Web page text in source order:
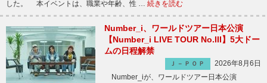
した。 本イベントは、職業や年齢、性 … 続きを読む
Number_i、ワールドツアー日本公演
【Number_i LIVE TOUR No.III】5大ドー
ムの日程解禁
Ｊ－ＰＯＰ
2026年8月6日
Number_iが、ワールドツアー日本公演